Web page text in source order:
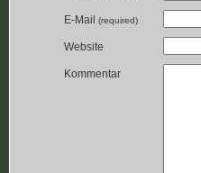
E-Mail (required)
Website
Kommentar